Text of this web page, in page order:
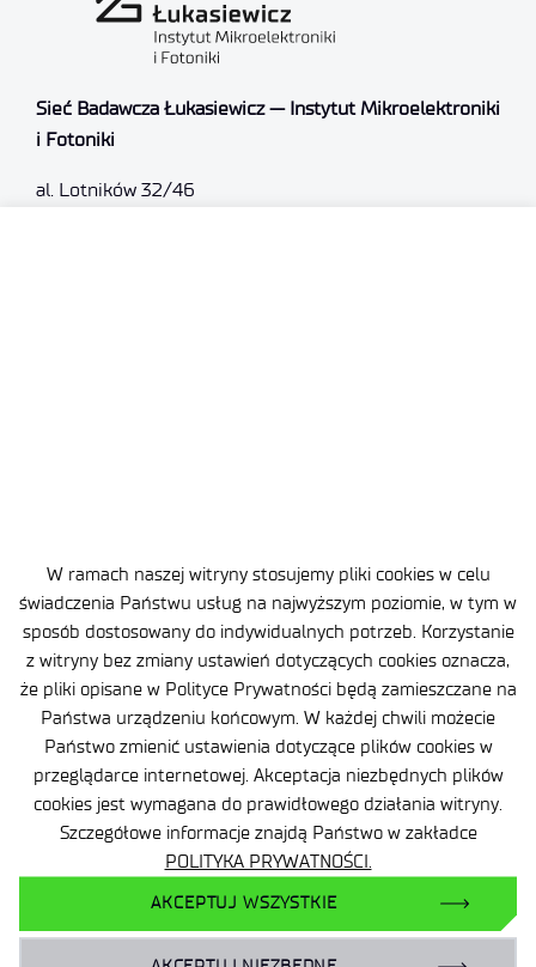
W ramach naszej witryny stosujemy pliki cookies w celu
świadczenia Państwu usług na najwyższym poziomie, w tym w
sposób dostosowany do indywidualnych potrzeb. Korzystanie
z witryny bez zmiany ustawień dotyczących cookies oznacza,
że pliki opisane w Polityce Prywatności będą zamieszczane na
Państwa urządzeniu końcowym. W każdej chwili możecie
Państwo zmienić ustawienia dotyczące plików cookies w
przeglądarce internetowej. Akceptacja niezbędnych plików
cookies jest wymagana do prawidłowego działania witryny.
Szczegółowe informacje znajdą Państwo w zakładce
POLITYKA PRYWATNOŚCI.
AKCEPTUJ WSZYSTKIE
Sieć Badawcza Łukasiewicz — Instytut Mikroelektroniki
i Fotoniki
al. Lotników 32/46
Dane osobowe
Deklaracja Dostępności
Polityka Prywatności
Ważne informacje
Zamówienia publiczne
Wynajem powierzchni